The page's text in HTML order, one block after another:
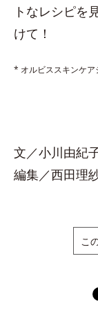
トなレシピを
けて！
* オルビススキンケア
文／小川由紀
編集／西田理
こ